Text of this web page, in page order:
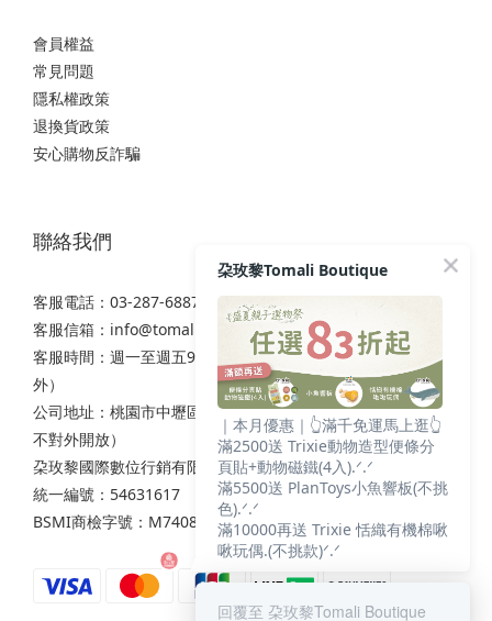
會員權益
常見問題
隱私權政策
退換貨政策
安心購物反詐騙
聯絡我們
客服電話：03-287-6887
客服信箱： info@tomali.com.tw
客服時間：週一至週五9:00-12:00 / 13:00-17:00（國定假日除
外）
公司地址：桃園市中壢區西園路111之2號7樓（非實體店面，
不對外開放）
朶玫黎國際數位行銷有限公司
統一編號：54631617
BSMI商檢字號：M74086
朶玫黎Tomali Boutique
｜本月優惠｜👆滿千免運馬上逛👆
滿2500送 Trixie動物造型便條分
頁貼+動物磁鐵(4入).ᐟ.ᐟ
滿5500送 PlanToys小魚響板(不挑
色).ᐟ.ᐟ
滿10000再送 Trixie 恬織有機棉啾
啾玩偶.(不挑款)ᐟ.ᐟ
回覆至 朶玫黎Tomali Boutique